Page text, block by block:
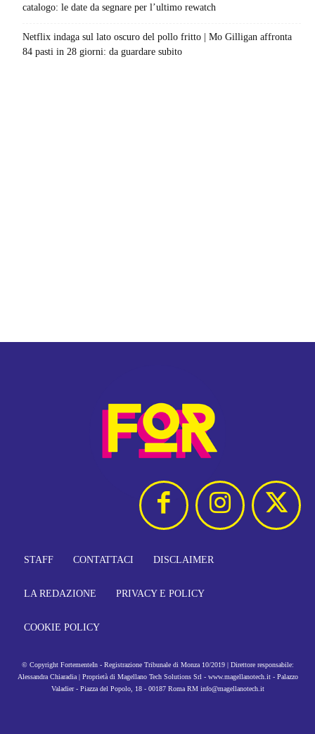
catalogo: le date da segnare per l’ultimo rewatch
Netflix indaga sul lato oscuro del pollo fritto | Mo Gilligan affronta
84 pasti in 28 giorni: da guardare subito
STAFF CONTATTACI DISCLAIMER
LA REDAZIONE PRIVACY E POLICY
COOKIE POLICY
© Copyright FortementeIn - Registrazione Tribunale di Monza 10/2019 | Direttore responsabile:
Alessandra Chiaradia | Proprietà di Magellano Tech Solutions Srl - www.magellanotech.it - Palazzo
Valadier - Piazza del Popolo, 18 - 00187 Roma RM info@magellanotech.it